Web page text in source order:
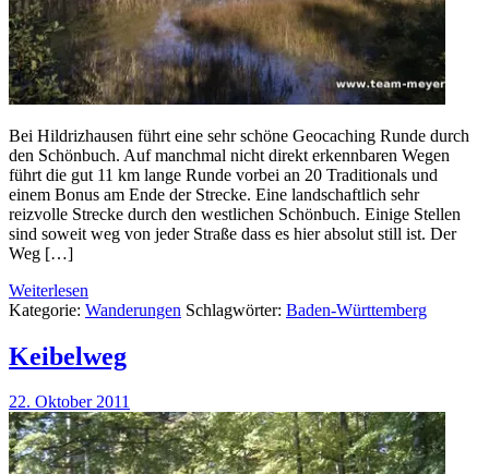
Bei Hildrizhausen führt eine sehr schöne Geocaching Runde durch
den Schönbuch. Auf manchmal nicht direkt erkennbaren Wegen
führt die gut 11 km lange Runde vorbei an 20 Traditionals und
einem Bonus am Ende der Strecke. Eine landschaftlich sehr
reizvolle Strecke durch den westlichen Schönbuch. Einige Stellen
sind soweit weg von jeder Straße dass es hier absolut still ist. Der
Weg […]
Weiterlesen
Kategorie: Wanderungen Schlagwörter: Baden-Württemberg
Keibelweg
22. Oktober 2011